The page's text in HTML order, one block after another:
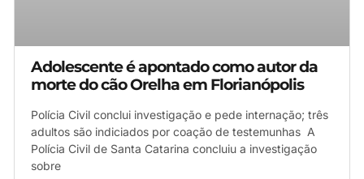
Adolescente é apontado como autor da
morte do cão Orelha em Florianópolis
Polícia Civil conclui investigação e pede internação; três
adultos são indiciados por coação de testemunhas A
Polícia Civil de Santa Catarina concluiu a investigação
sobre